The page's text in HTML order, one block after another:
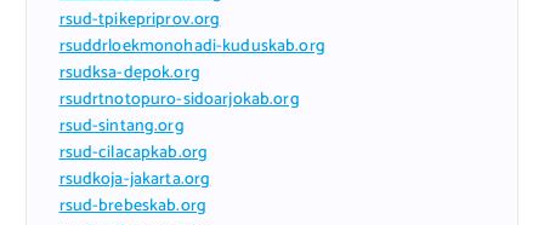
rsud-tpikepriprov.org
rsuddrloekmonohadi-kuduskab.org
rsudksa-depok.org
rsudrtnotopuro-sidoarjokab.org
rsud-sintang.org
rsud-cilacapkab.org
rsudkoja-jakarta.org
rsud-brebeskab.org